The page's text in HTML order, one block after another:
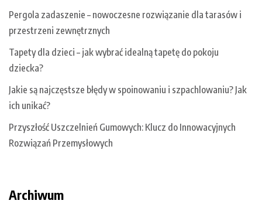
Pergola zadaszenie – nowoczesne rozwiązanie dla tarasów i
przestrzeni zewnętrznych
Tapety dla dzieci – jak wybrać idealną tapetę do pokoju
dziecka?
Jakie są najczęstsze błędy w spoinowaniu i szpachlowaniu? Jak
ich unikać?
Przyszłość Uszczelnień Gumowych: Klucz do Innowacyjnych
Rozwiązań Przemysłowych
Archiwum